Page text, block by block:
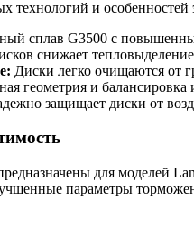
технологий и
сплав G3500 с
снижает
Диски легко очищаются от
геометрия и
защищает диски от
для моделей
параметры